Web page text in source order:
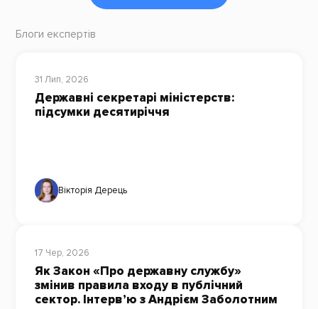
Блоги експертів
31 Лип, 2026
Державні секретарі міністерств:
підсумки десятиріччя
Вікторія Дерець
17 Чер, 2026
Як Закон «Про державну службу»
змінив правила входу в публічний
сектор. Інтерв’ю з Андрієм Заболотним